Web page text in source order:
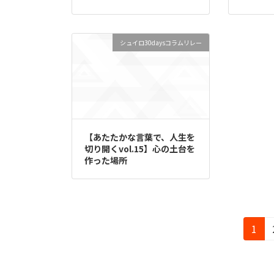
シュイロ30daysコラムリレー
【あたたかな言葉で、人生を
切り開くvol.15】心の土台を
作った場所
固
定
1